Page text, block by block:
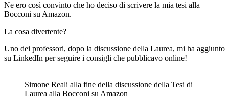
Ne ero così convinto che ho deciso di scrivere la mia tesi alla
Bocconi su Amazon.
La cosa divertente?
Uno dei professori, dopo la discussione della Laurea, mi ha aggiunto
su LinkedIn per seguire i consigli che pubblicavo online!
Simone Reali alla fine della discussione della Tesi di
Laurea alla Bocconi su Amazon